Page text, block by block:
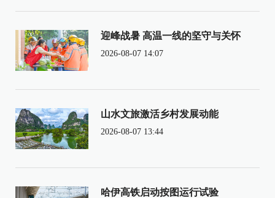
迎峰战暑 高温一线的坚守与关怀
2026-08-07 14:07
山水文旅激活乡村发展动能
2026-08-07 13:44
哈伊高铁启动按图运行试验